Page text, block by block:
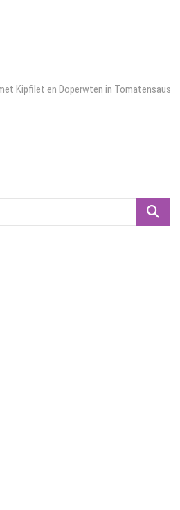
Kipfilet en Doperwten in Tomatensaus
Zoeken